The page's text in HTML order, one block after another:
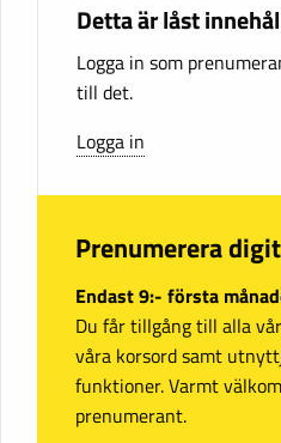
Detta är låst
Logga in som
till det.
Logga in
Prenumerera
Endast 9:- första
Du får tillgång till alla
våra korsord samt
funktioner. Varmt
prenumerant.